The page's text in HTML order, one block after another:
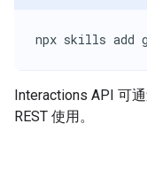
npx skills add
Interactions API 可
REST 使用。